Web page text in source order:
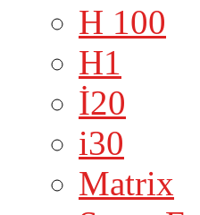
H 100
H1
İ20
i30
Matrix